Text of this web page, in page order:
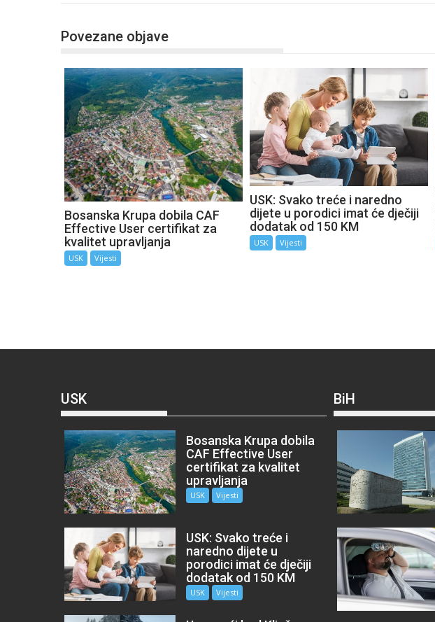
Povezane objave
Bosanska Krupa dobila CAF
Effective User certifikat za
kvalitet upravljanja
USK Vijesti
USK: Svako treće i naredno
dijete u porodici imat će dječiji
dodatak od 150 KM
USK Vijesti
USK
Bosanska Krupa dobila
CAF Effective User
certifikat za kvalitet
upravljanja
USK Vijesti
USK: Svako treće i
naredno dijete u
porodici imat će dječiji
dodatak od 150 KM
USK Vijesti
BiH